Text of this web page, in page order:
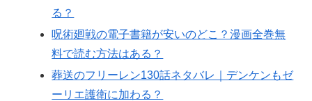
る？
呪術廻戦の電子書籍が安いのどこ？漫画全巻無
料で読む方法はある？
葬送のフリーレン130話ネタバレ｜デンケンもゼ
ーリエ護衛に加わる？